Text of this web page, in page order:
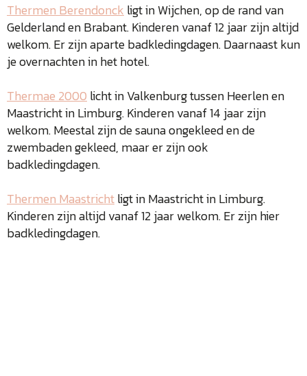
Thermen Berendonck ligt in Wijchen, op de rand van
Gelderland en Brabant. Kinderen vanaf 12 jaar zijn altijd
welkom. Er zijn aparte badkledingdagen. Daarnaast kun
je overnachten in het hotel.
Thermae 2000 licht in Valkenburg tussen Heerlen en
Maastricht in Limburg. Kinderen vanaf 14 jaar zijn
welkom. Meestal zijn de sauna ongekleed en de
zwembaden gekleed, maar er zijn ook
badkledingdagen.
Thermen Maastrichtligt in Maastricht in Limburg.
Kinderen zijn altijd vanaf 12 jaar welkom. Er zijn hier
badkledingdagen.